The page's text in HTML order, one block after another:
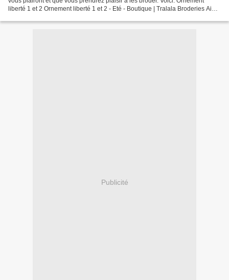
liberté 1 et 2 Ornement liberté 1 et 2 - Eté - Boutique | Tralala Broderies Ainsi
Publicité